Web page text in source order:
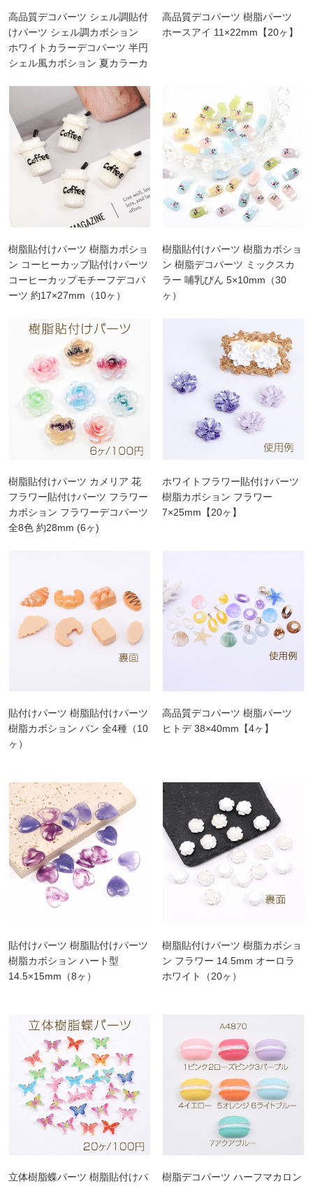
高品質デコパーツ シェル調貼付
けパーツ シェル調カボション
ホワイトカラーデコパーツ 半円
シェル風カボション 夏カラーカ
高品質デコパーツ 樹脂パーツ
ホースアイ 11×22mm【20ヶ】
樹脂貼付けパーツ 樹脂カボショ
ン コーヒーカップ貼付けパーツ
コーヒーカップモチーフデコパ
ーツ 約17×27mm（10ヶ）
樹脂貼付けパーツ 樹脂カボショ
ン 樹脂デコパーツ ミックスカ
ラー 哺乳びん 5×10mm（30
ヶ）
樹脂貼付けパーツ カメリア 花
フラワー貼付けパーツ フラワー
カボション フラワーデコパーツ
全8色 約28mm (6ヶ)
ホワイトフラワー貼付けパーツ
樹脂カボション フラワー
7×25mm【20ヶ】
貼付けパーツ 樹脂貼付けパーツ
樹脂カボション パン 全4種（10
ヶ）
高品質デコパーツ 樹脂パーツ
ヒトデ 38×40mm【4ヶ】
貼付けパーツ 樹脂貼付けパーツ
樹脂カボション ハート型
14.5×15mm（8ヶ）
樹脂貼付けパーツ 樹脂カボショ
ン フラワー 14.5mm オーロラ
ホワイト（20ヶ）
立体樹脂蝶パーツ 樹脂貼付けパ
樹脂デコパーツ ハーフマカロン